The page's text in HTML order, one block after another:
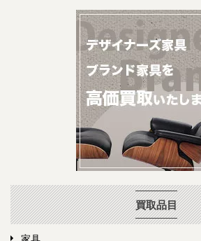
買取品目